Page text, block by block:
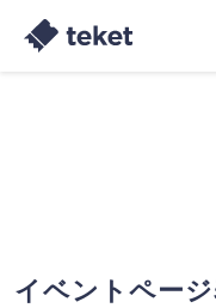
イベントペー